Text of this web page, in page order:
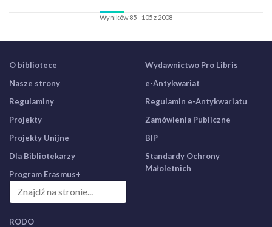
Wyników 85 - 105 z 2008
O bibliotece
Nasze strony
Regulaminy
Projekty
Projekty Unijne
Dla Bibliotekarzy
Program Erasmus+
Wydawnictwo Pro Libris
e-Antykwariat
Regulamin e-Antykwariatu
Zamówienia Publiczne
BIP
Standardy Ochrony
Małoletnich
RODO